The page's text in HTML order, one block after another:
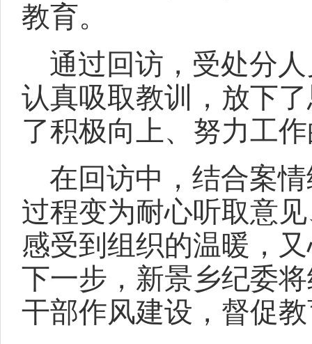
教育。
通过回访，受处分
认真吸取教训，放下
了积极向上、努力工
在回访中，结合案
过程变为耐心听取意
感受到组织的温暖，
下一步，新景乡纪委
干部作风建设，督促